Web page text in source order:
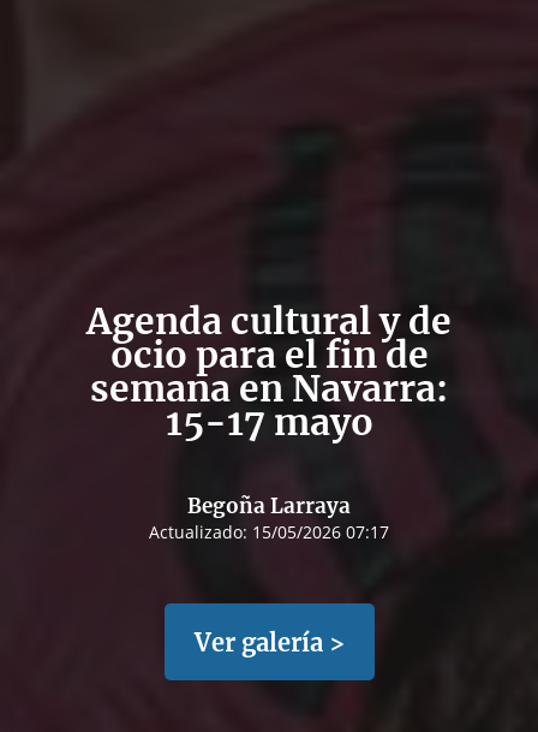
Agenda cultural y de
ocio para el fin de
semana en Navarra:
15-17 mayo
Begoña Larraya
Actualizado: 15/05/2026 07:17
Ver galería >